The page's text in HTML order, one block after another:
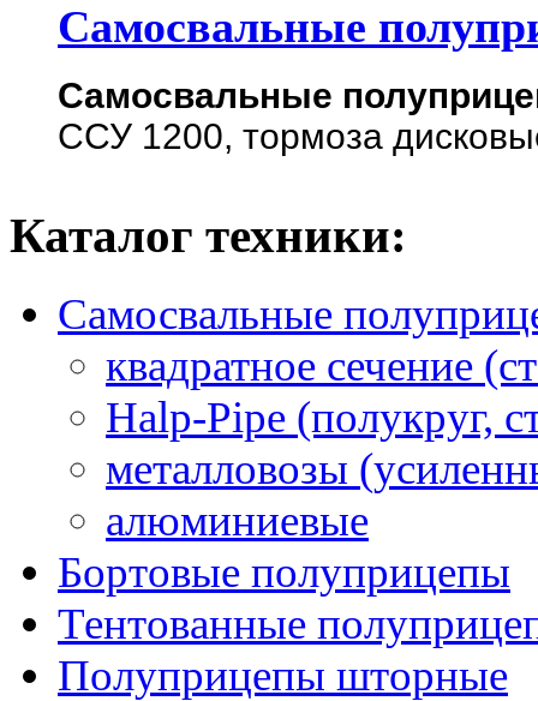
Самосвальные
Самосвальные
ССУ 1200, тормоза
Каталог техники:
Самосвальные
квадратное сечение
Halp-Pipe (полукруг,
металловозы
алюминиевые
Бортовые полуприцепы
Тентованные
Полуприцепы шторные